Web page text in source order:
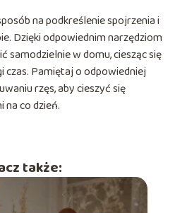
na podkreślenie spojrzenia i
Dzięki odpowiednim narzędziom
samodzielnie w domu, ciesząc się
czas. Pamiętaj o odpowiedniej
rzęs, aby cieszyć się
na co dzień.
także: